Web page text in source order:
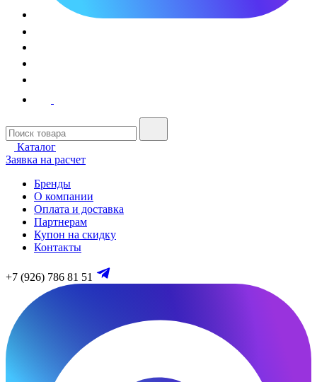
Каталог
Заявка на расчет
Бренды
О компании
Оплата и доставка
Партнерам
Купон на скидку
Контакты
+7 (926) 786 81 51